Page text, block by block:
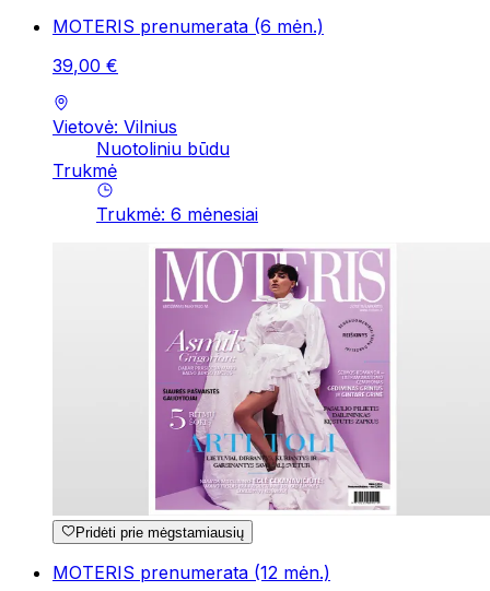
MOTERIS prenumerata (6 mėn.)
39,00 €
Vietovė: Vilnius
Nuotoliniu būdu
Trukmė
Trukmė: 6 mėnesiai
Pridėti prie mėgstamiausių
MOTERIS prenumerata (12 mėn.)